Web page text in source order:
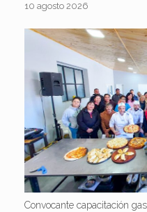
10 agosto 2026
Convocante capacitación